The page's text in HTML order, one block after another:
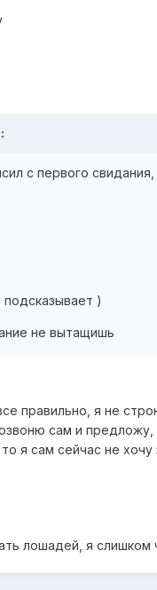
с первого
подсказывает )
не вытащишь
правильно, я не
сам и
я сам сейчас не
лошадей, я